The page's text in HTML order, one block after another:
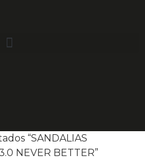
“SANDALIAS
NEVER BETTER”